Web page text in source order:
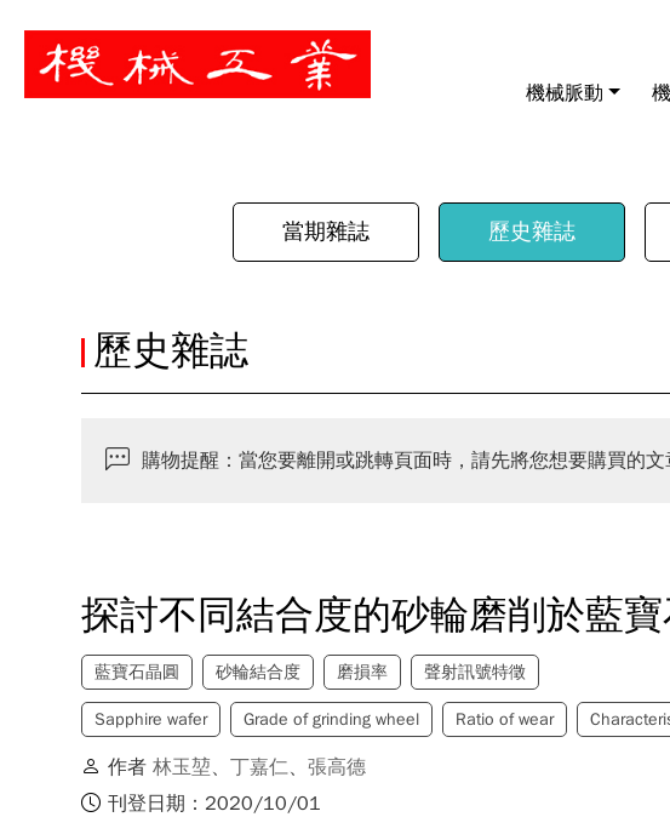
機械脈動
暫停
當期雜誌 歷史雜誌
歷史雜誌
購物提醒：當您要離開或跳轉頁面時，請先將您想要購買的
探討不同結合度的砂輪磨削於藍
藍寶石晶圓 砂輪結合度 磨損率 聲射訊號特徵
Sapphire wafer Grade of grinding wheel Ratio of wear
作者林玉堃、丁嘉仁、張高德
刊登日期：2020/10/01